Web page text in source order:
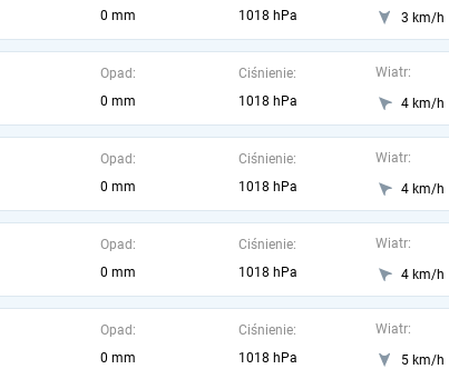
0 mm
1018 hPa
3 km/h
Opad:
0 mm
Ciśnienie:
1018 hPa
Wiatr:
4 km/h
Opad:
0 mm
Ciśnienie:
1018 hPa
Wiatr:
4 km/h
Opad:
0 mm
Ciśnienie:
1018 hPa
Wiatr:
4 km/h
Opad:
0 mm
Ciśnienie:
1018 hPa
Wiatr:
5 km/h